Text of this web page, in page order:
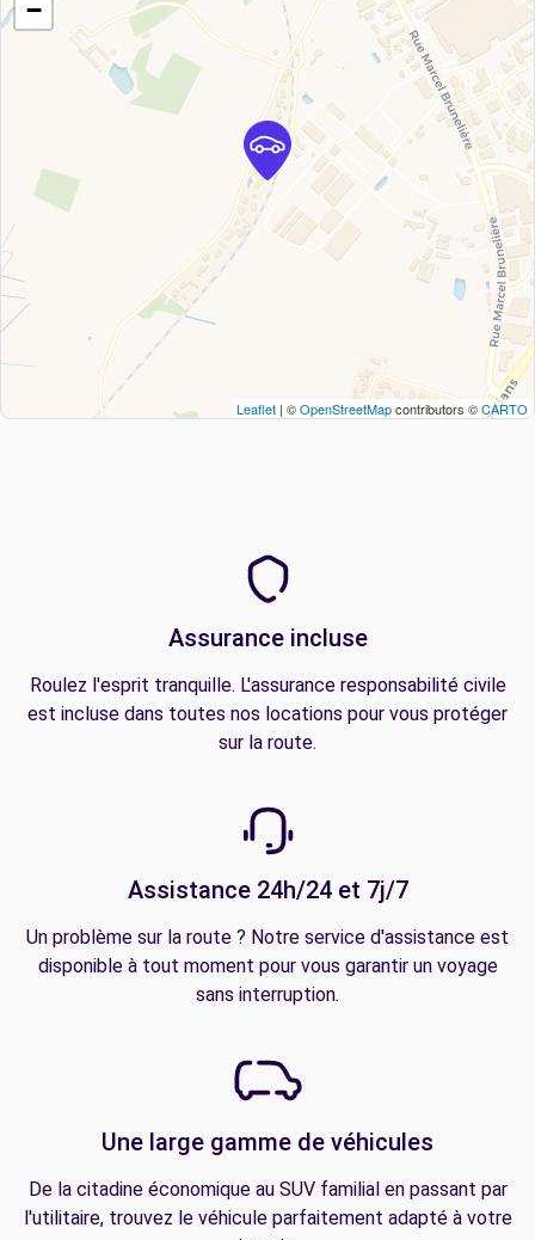
−
Leaflet | ©OpenStreetMapcontributors ©CARTO
Assurance incluse
Roulez l'esprit tranquille. L'assurance responsabilité civile
est incluse dans toutes nos locations pour vous protéger
sur la route.
Assistance 24h/24 et 7j/7
Un problème sur la route ? Notre service d'assistance est
disponible à tout moment pour vous garantir un voyage
sans interruption.
Une large gamme de véhicules
De la citadine économique au SUV familial en passant par
l'utilitaire, trouvez le véhicule parfaitement adapté à votre